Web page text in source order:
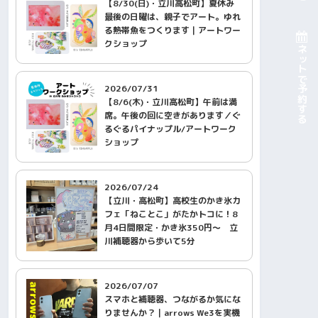
【8/30(日)・立川高松町】夏休み
最後の日曜は、親子でアート。ゆれ
る熱帯魚をつくります｜アートワー
クショップ
2026/07/31
【8/6(木)・立川高松町】午前は満
席。午後の回に空きがあります／ぐ
るぐるパイナップル/アートワーク
ショップ
2026/07/24
【立川・高松町】高校生のかき氷カ
フェ「ねことこ」がたかトコに！8
月4日間限定・かき氷350円〜 立
川補聴器から歩いて5分
2026/07/07
スマホと補聴器、つながるか気にな
りませんか？｜arrows We3を実機